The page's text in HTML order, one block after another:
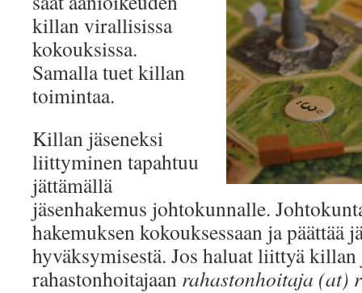
killan virallisissa
kokouksissa.
Samalla tuet killan
toimintaa.
Killan jäseneksi
liittyminen tapahtuu
jättämällä
jäsenhakemus johtokunnalle.
hakemuksen kokouksessaan ja päättää
hyväksymisestä. Jos haluat liittyä
rahastonhoitajaan rahastonhoitaja (at)